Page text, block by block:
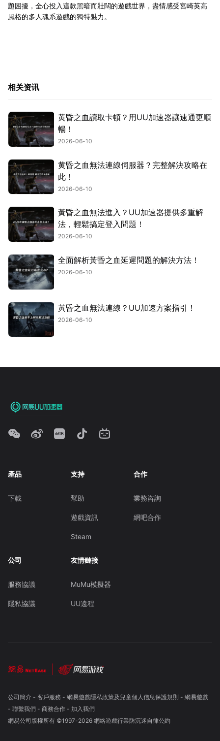
題困擾，全心投入這款黑暗而壯闊的遊戲世界，盡情感受宮崎英高
風格的多人魂系遊戲的獨特魅力。
相关资讯
黄昏之血讀取卡頓？用UU加速器讓速通更順
暢！
2026-06-10
黄昏之血無法連線伺服器？完整解決攻略在
此！
2026-06-10
黃昏之血無法進入？UU加速器提供多重解
法，輕鬆搞定登入問題！
2026-06-10
全面解析黃昏之血延遲問題的解決方法！
2026-06-10
黃昏之血無法連線？UU加速方案指引！
2026-06-10
產品
下載
支持
幫助
遊戲資訊
Steam
合作
業務咨詢
網吧合作
公司
服務協議
隱私協議
友情鏈接
MuMu模擬器
UU遠程
公司簡介- 客戶服務 - 網易遊戲隱私政策及兒童個人信息保護規則 - 網易遊戲
- 聯繫我們- 商務合作- 加入我們
網易公司版權所有 ©1997-2026 網絡遊戲行業防沉迷自律公約